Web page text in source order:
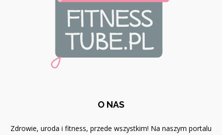
O NAS
Zdrowie, uroda i fitness, przede wszystkim! Na naszym portalu